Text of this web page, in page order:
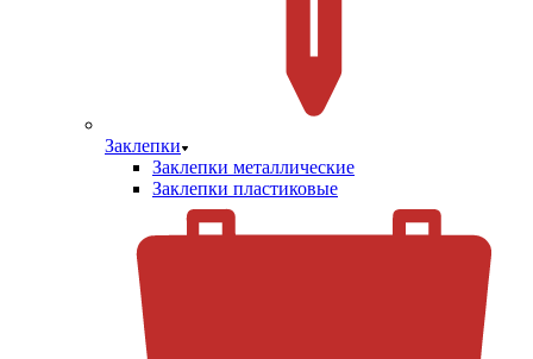
Заклепки
Заклепки металлические
Заклепки пластиковые